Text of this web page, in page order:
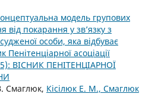
модель групових
від покарання у зв’язку з
особи, яка відбуває
Пенітенціарної асоціації
ВІСНИК ПЕНІТЕНЦІАРНОЇ
Смаглюк, Кісілюк Е. М., Смаглюк